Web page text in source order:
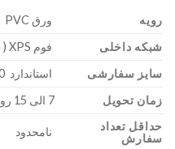
رویه
ورق PVC (ضخامت 0/85)
شبکه داخلی
فوم XPS ( عایق سرما – گرما )
سایز سفارشی
استاندارد 80*190 – 300*200
زمان تحویل
7 الی 15 روز کاری
حداقل تعداد
سفارش
نامحدود